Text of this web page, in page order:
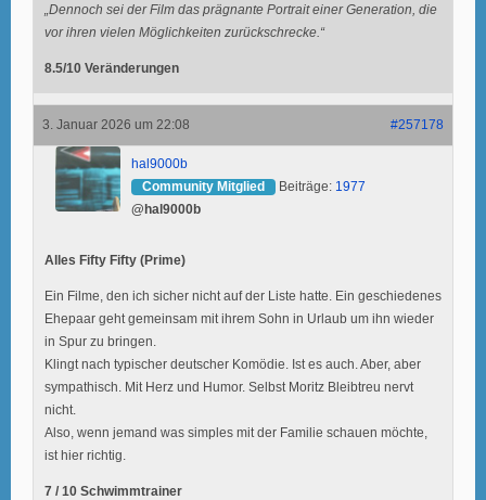
„Dennoch sei der Film das prägnante Portrait einer Generation, die
vor ihren vielen Möglichkeiten zurückschrecke.“
8.5/10 Veränderungen
3. Januar 2026 um 22:08 #257178
hal9000b
Community Mitglied
Beiträge: 1977
@hal9000b
Alles Fifty Fifty (Prime)
Ein Filme, den ich sicher nicht auf der Liste hatte. Ein geschiedenes
Ehepaar geht gemeinsam mit ihrem Sohn in Urlaub um ihn wieder
in Spur zu bringen.
Klingt nach typischer deutscher Komödie. Ist es auch. Aber, aber
sympathisch. Mit Herz und Humor. Selbst Moritz Bleibtreu nervt
nicht.
Also, wenn jemand was simples mit der Familie schauen möchte,
ist hier richtig.
7 / 10 Schwimmtrainer